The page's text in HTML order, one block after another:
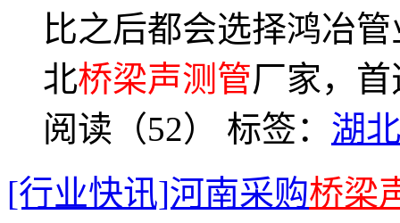
比之后都会选择鸿冶
北桥梁声测管厂家，首
阅读（52） 标签： 湖
[行业快讯]河南采购桥梁